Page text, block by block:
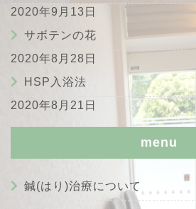
2020年9月13日
サボテンの花
2020年8月28日
HSP入浴法
2020年8月21日
menu
鍼(はり)治療について